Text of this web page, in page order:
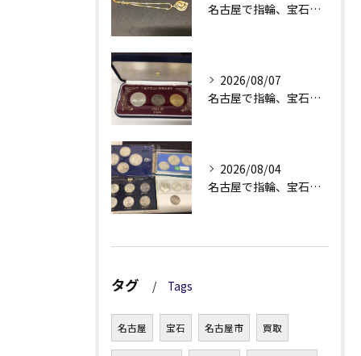
名古屋で指輪、宝石買取なら当店で！！。
2026/08/07
名古屋で指輪、宝石買取なら当店で！！。
2026/08/04
名古屋で指輪、宝石買取なら当店で！！。
タグ Tags
名古屋 宝石 名古屋市 買取